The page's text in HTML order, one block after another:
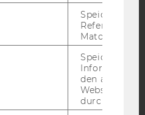
SOCIAL MEDIA
UND STUDIERENDE
Speicherung
Referrers
Matomo.
Speicherung
den aktuellen
durch